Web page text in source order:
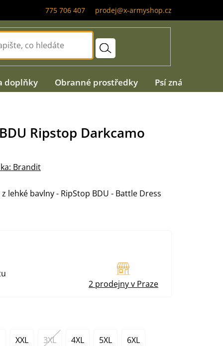
775 706 407 prodej@x-armyshop.cz
doplňky Obranné prostředky Psí známky
XXL 3XL 4XL 5XL 6XL
lehké bavlny - RipStop BDU - Battle Dress
Ripstop Darkcamo
Brandit
2 prodejny v Praze